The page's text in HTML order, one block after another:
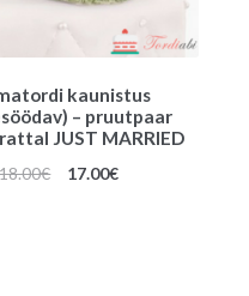
kaunistus
– pruutpaar
JUST MARRIED
18.00€
Algne
17.00€Praegune